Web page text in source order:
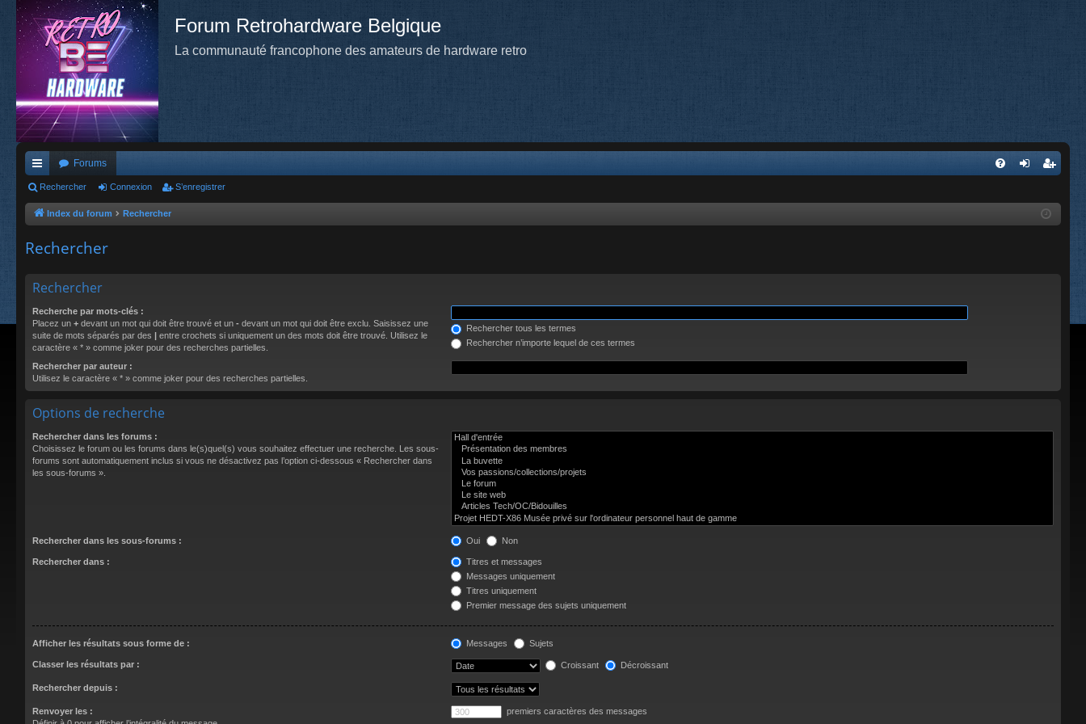
Forum Retrohardware Belgique
La communauté francophone des amateurs de hardware retro
cc
ès
de
Forums
nr
Rechercher Connexion S’enregistrer
Index du forum Rechercher
Rechercher
Rechercher
Recherche par mots-clés :
Placez un + devant un mot qui doit être trouvé et un - devant un mot qui doit être exclu. Saisissez une
suite de mots séparés par des | entre crochets si uniquement un des mots doit être trouvé. Utilisez le
caractère « * » comme joker pour des recherches partielles.
Rechercher tous les termes
Rechercher n’importe lequel de ces termes
Rechercher par auteur :
Utilisez le caractère « * » comme joker pour des recherches partielles.
Options de recherche
Rechercher dans les forums :
Choisissez le forum ou les forums dans le(s)quel(s) vous souhaitez effectuer une recherche. Les sous-
forums sont automatiquement inclus si vous ne désactivez pas l’option ci-dessous « Rechercher dans
les sous-forums ».
Rechercher dans les sous-forums : Oui Non
Rechercher dans :
Titres et messages
Messages uniquement
Titres uniquement
Premier message des sujets uniquement
Afficher les résultats sous forme de : Messages Sujets
Classer les résultats par : Croissant Décroissant
Rechercher depuis :
Renvoyer les :
premiers caractères des messages